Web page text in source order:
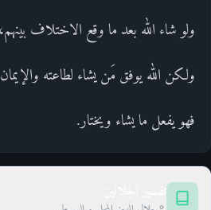
ولو شاء الله بعد ما وقع الاختلاف
ولكن الله يوفق مَن يشاء لطاعته
فهو يفعل ما يشاء ويختار.